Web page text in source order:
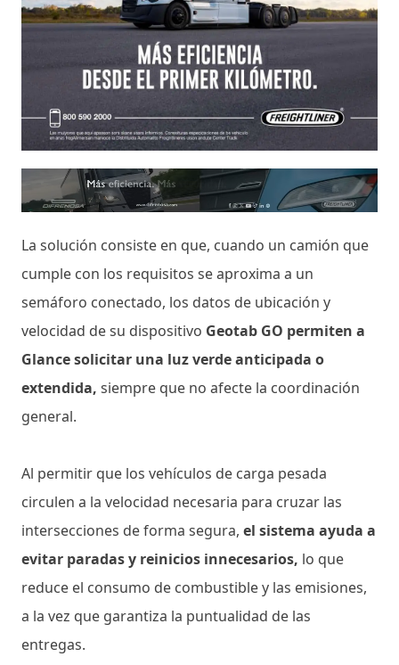
La solución consiste en que, cuando un camión que
cumple con los requisitos se aproxima a un
semáforo conectado, los datos de ubicación y
velocidad de su dispositivo Geotab GO permiten a
Glance solicitar una luz verde anticipada o
extendida, siempre que no afecte la coordinación
general.
Al permitir que los vehículos de carga pesada
circulen a la velocidad necesaria para cruzar las
intersecciones de forma segura, el sistema ayuda a
evitar paradas y reinicios innecesarios, lo que
reduce el consumo de combustible y las emisiones,
a la vez que garantiza la puntualidad de las
entregas.